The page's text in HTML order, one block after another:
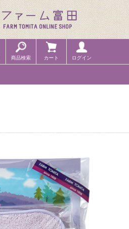
商品検索 カート ログイン